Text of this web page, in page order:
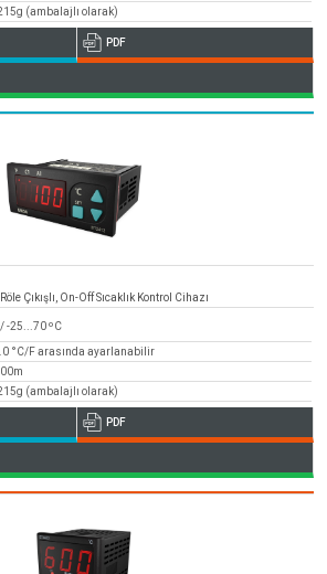
(ambalajlı olarak)
PDF
Çıkışlı, On-Off Sıcaklık Kontrol Cihazı
-25...70 ºC
°C/F arasında ayarlanabilir
(ambalajlı olarak)
PDF